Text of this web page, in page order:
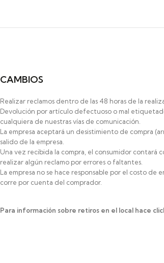
CAMBIOS
Realizar reclamos dentro de las 48 horas de la
Devolución por artículo defectuoso o mal
cualquiera de nuestras vías de comunicación.
La empresa aceptará un desistimiento de compra
salido de la empresa.
Una vez recibida la compra, el consumidor contará
realizar algún reclamo por errores o faltantes.
La empresa no se hace responsable por el costo de
corre por cuenta del comprador.
Para información sobre retiros en el local hace